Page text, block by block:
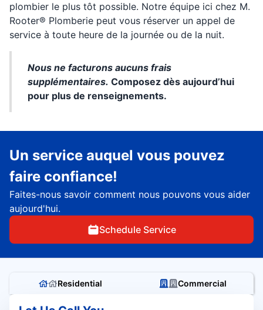
plombier le plus tôt possible. Notre équipe ici chez M.
Rooter® Plomberie peut vous réserver un appel de
service à toute heure de la journée ou de la nuit.
Nous ne facturons aucuns frais
supplémentaires. Composez dès aujourd’hui
pour plus de renseignements.
Un service auquel vous pouvez
faire confiance!
Faites-nous savoir comment nous pouvons vous aider
aujourd'hui.
Schedule Service
Residential Commercial